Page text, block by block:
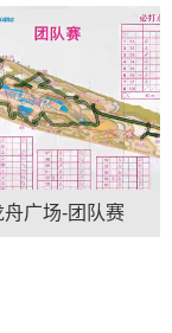
“出圈儿”？
舟广场-团队赛